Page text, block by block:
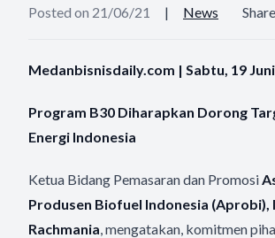
Posted on 21/06/21 | News Share
Medanbisnisdaily.com | Sabtu, 19
Program B30 Diharapkan Dorong
Energi Indonesia
Ketua Bidang Pemasaran dan Promosi
Produsen Biofuel Indonesia (Aprobi),
Rachmania, mengatakan, komitmen